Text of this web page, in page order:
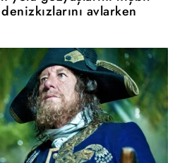
avlarken